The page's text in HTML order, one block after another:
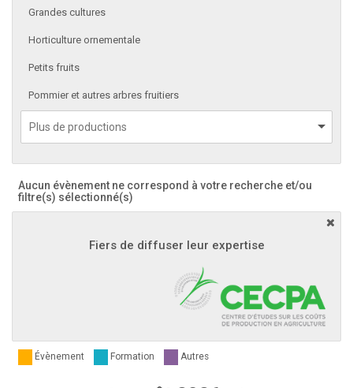
Grandes cultures
Horticulture ornementale
Petits fruits
Pommier et autres arbres fruitiers
Aucun évènement ne correspond à votre recherche et/ou
filtre(s) sélectionné(s)
Fiers de diffuser leur expertise
Évènement Formation Autres